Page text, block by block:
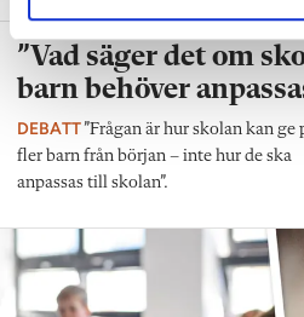
”Vad säger det om
barn behöver
DEBATT”Frågan är hur skolan kan ge
fler barn från början – inte hur de ska
anpassas till skolan”.